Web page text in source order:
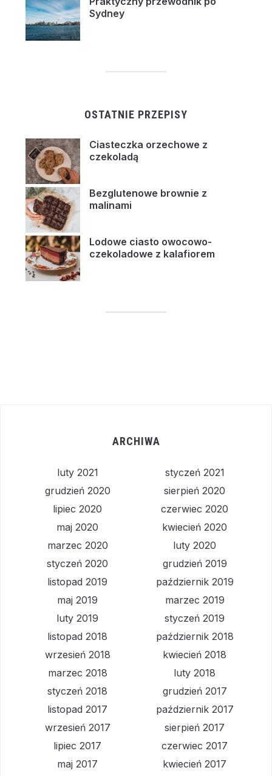
Sydney
OSTATNIE PRZEPISY
Ciasteczka orzechowe z
czekoladą
Bezglutenowe brownie z
malinami
Lodowe ciasto owocowo-
czekoladowe z kalafiorem
ARCHIWA
luty 2021
styczeń 2021
grudzień 2020
sierpień 2020
lipiec 2020
czerwiec 2020
maj 2020
kwiecień 2020
marzec 2020
luty 2020
styczeń 2020
grudzień 2019
listopad 2019
październik 2019
maj 2019
marzec 2019
luty 2019
styczeń 2019
listopad 2018
październik 2018
wrzesień 2018
kwiecień 2018
marzec 2018
luty 2018
styczeń 2018
grudzień 2017
listopad 2017
październik 2017
wrzesień 2017
sierpień 2017
lipiec 2017
czerwiec 2017
maj 2017
kwiecień 2017